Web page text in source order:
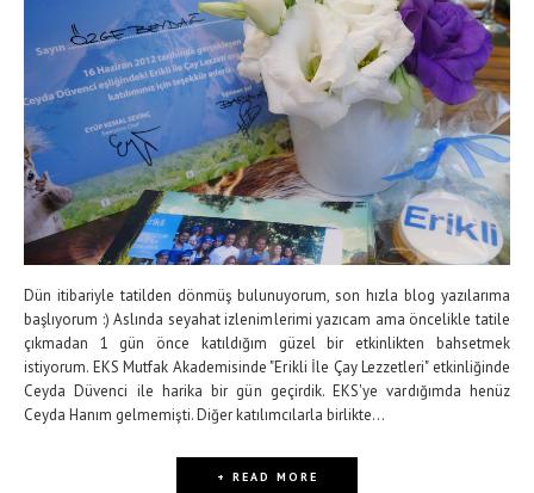
Dün itibariyle tatilden dönmüş bulunuyorum, son hızla blog yazılarıma
başlıyorum :) Aslında seyahat izlenimlerimi yazıcam ama öncelikle tatile
çıkmadan 1 gün önce katıldığım güzel bir etkinlikten bahsetmek
istiyorum. EKS Mutfak Akademisinde "Erikli İle Çay Lezzetleri" etkinliğinde
Ceyda Düvenci ile harika bir gün geçirdik. EKS'ye vardığımda henüz
Ceyda Hanım gelmemişti. Diğer katılımcılarla birlikte...
+ READ MORE